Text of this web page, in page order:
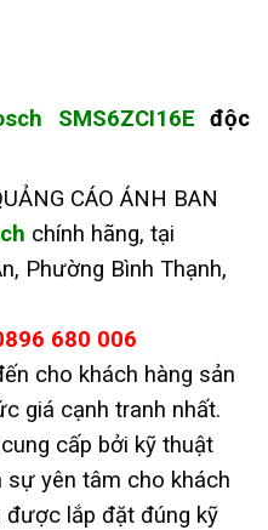
SMS6ZCI16E độc
CÁO ÁNH BAN
chính hãng, tại
Phường Bình Thạnh,
680 006
cho khách hàng sản
giá cạnh tranh nhất.
cấp bởi kỹ thuật
sự yên tâm cho khách
được lắp đặt đúng kỹ